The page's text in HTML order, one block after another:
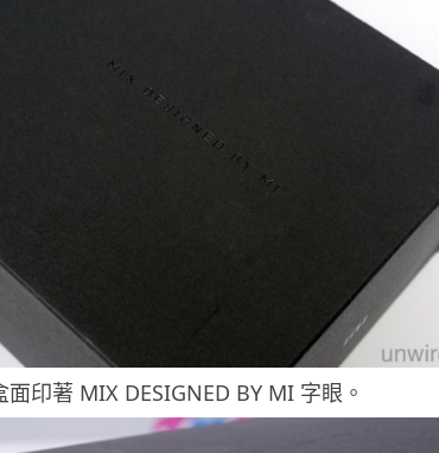
印著 MIX DESIGNED BY MI 字眼。